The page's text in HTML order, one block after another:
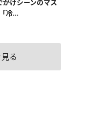
かけシーンのマス
冷...
る